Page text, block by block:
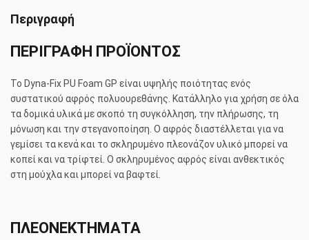
Περιγραφή
ΠΕΡΙΓΡΑΦΗ ΠΡΟΪΟΝΤΟΣ
Το Dyna-Fix PU Foam GP είναι υψηλής ποιότητας ενός
συστατικού αφρός πολυουρεθάνης. Κατάλληλο για χρήση σε όλα
τα δομικά υλικά με σκοπό τη συγκόλληση, την πλήρωσης, τη
μόνωση και την στεγανοποίηση. Ο αφρός διαστέλλεται για να
γεμίσει τα κενά και το σκληρυμένο πλεονάζον υλικό μπορεί να
κοπεί και να τρίφτεί. Ο σκληρυμένος αφρός είναι ανθεκτικός
στη μούχλα και μπορεί να βαφτεί.
ΠΛΕΟΝΕΚΤΗΜΑΤΑ